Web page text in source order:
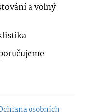
a volný
osobních